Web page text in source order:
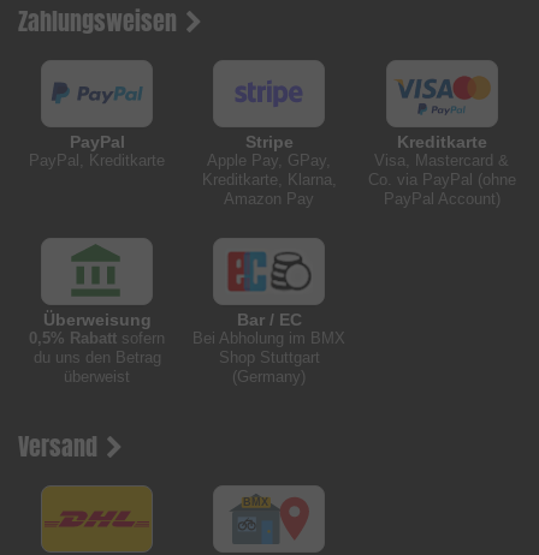
Zahlungsweisen
PayPal
PayPal, Kreditkarte
Stripe
Apple Pay, GPay,
Kreditkarte, Klarna,
Amazon Pay
Kreditkarte
Visa, Mastercard &
Co. via PayPal (ohne
PayPal Account)
Überweisung
0,5% Rabatt sofern
du uns den Betrag
überweist
Bar / EC
Bei Abholung im BMX
Shop Stuttgart
(Germany)
Versand